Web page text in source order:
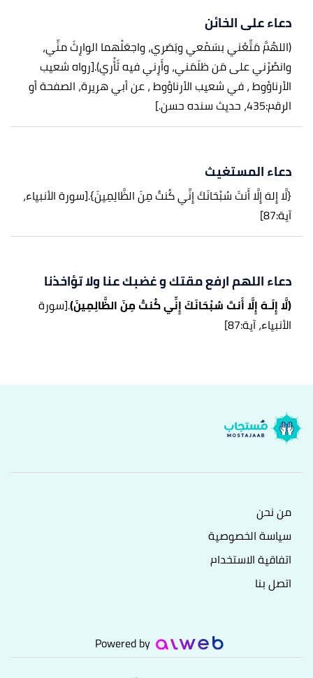
دعاء على الخائن
(اللهُمَّ مَتِّعْني بسَمْعي وبَصَري، واجعَلْهما الوارِثَ منِّي،
وانصُرْني على مَن ظلَمَني، وأَرِني فيه ثَأْري).[رواه شعيب
الأرناؤوط ، في شعيب الأرناؤوط ، عن أبي هريرة، الصفحة أو
الرقم:435، حديث سنده حسن.]
دعاء المستغيث
{لَّا إِلهَ إِلَّا أَنتَ سُبْحَانَكَ إِنِّي كُنتُ مِنَ الظَّالِمِينَ}.[سورة الأنبياء،
آية:87]
دعاء اللهم ارفع مقتك و غضبك عنا ولا تؤاخذنا
(لَّا إِلَـهَ إِلَّا أَنتَ سُبْحَانَكَ إِنِّي كُنتُ مِنَ الظَّالِمِينَ).[سورة
الأنبياء، آية:87]
من نحن
سياسة الخصوصية
اتفاقية الاستخدام
اتصل بنا
Powered by